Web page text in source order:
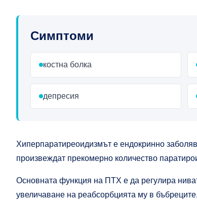
Симптоми
костна болка
депресия
Хиперпаратиреоидизмът е ендокринно
произвеждат прекомерно количество
Основната функция на ПТХ е да регулира
увеличаване на реабсорбцията му в